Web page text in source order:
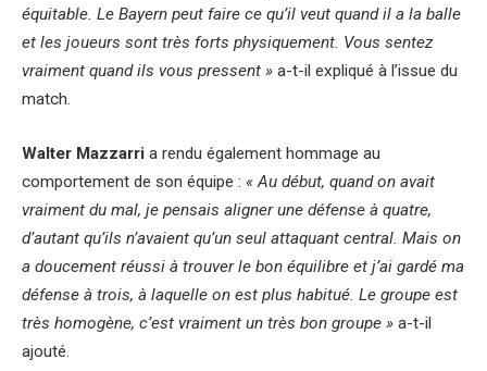
équitable. Le Bayern peut faire ce qu’il veut quand il a la balle
et les joueurs sont très forts physiquement. Vous sentez
vraiment quand ils vous pressent » a-t-il expliqué à l’issue du
match.
Walter Mazzarri a rendu également hommage au
comportement de son équipe : « Au début, quand on avait
vraiment du mal, je pensais aligner une défense à quatre,
d’autant qu’ils n’avaient qu’un seul attaquant central. Mais on
a doucement réussi à trouver le bon équilibre et j’ai gardé ma
défense à trois, à laquelle on est plus habitué. Le groupe est
très homogène, c’est vraiment un très bon groupe » a-t-il
ajouté.